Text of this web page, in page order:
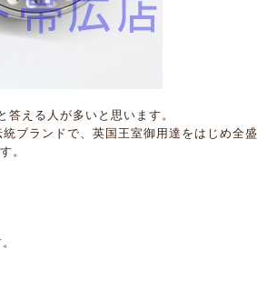
える人が多いと思います。
ブランドで、英国王室御用達をはじめ全盛
。